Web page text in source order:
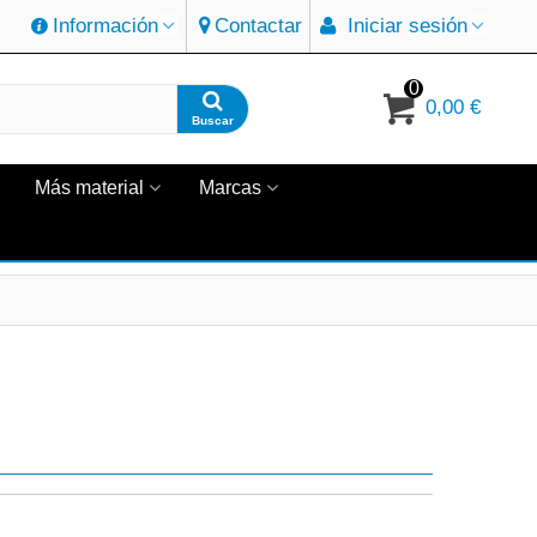
Información Contactar Iniciar sesión
Buscar
0
0,00 €
Más material Marcas